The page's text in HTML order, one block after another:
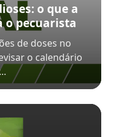
o que a
o pecuarista
de doses no
o calendário